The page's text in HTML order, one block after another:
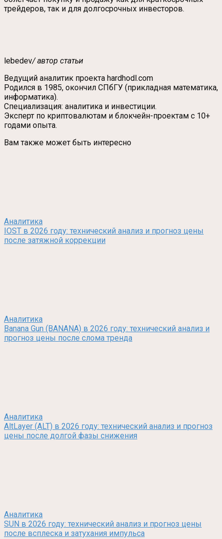
трейдеров, так и для долгосрочных инвесторов.
lebedev/ автор статьи
Ведущий аналитик проекта hardhodl.com
Родился в 1985, окончил СПбГУ (прикладная математика,
информатика).
Специализация: аналитика и инвестиции.
Эксперт по криптовалютам и блокчейн-проектам с 10+
годами опыта.
Вам также может быть интересно
Аналитика
IOST в 2026 году: технический анализ и прогноз цены
после затяжной коррекции
Аналитика
Banana Gun (BANANA) в 2026 году: технический анализ и
прогноз цены после слома тренда
Аналитика
AltLayer (ALT) в 2026 году: технический анализ и прогноз
цены после долгой фазы снижения
Аналитика
SUN в 2026 году: технический анализ и прогноз цены
после всплеска и затухания импульса